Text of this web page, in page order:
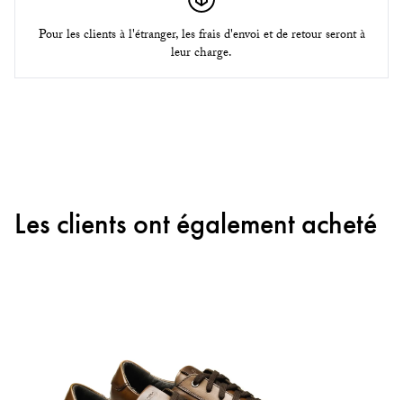
Pour les clients à l'étranger, les frais d'envoi et de retour seront à
leur charge.
Les clients ont également acheté